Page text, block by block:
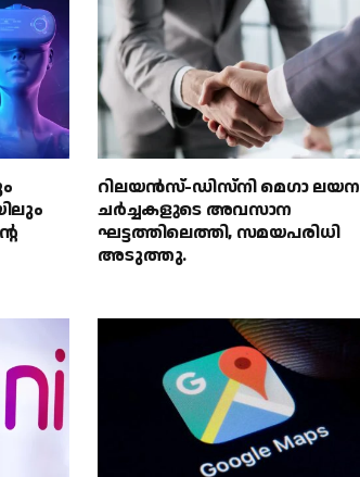
റിലയൻസ്-ഡിസ്‌നി മെഗാ ലയന
ചർച്ചകളുടെ അവസാന
ഘട്ടത്തിലെത്തി, സമയപരിധി
അടുത്തു.